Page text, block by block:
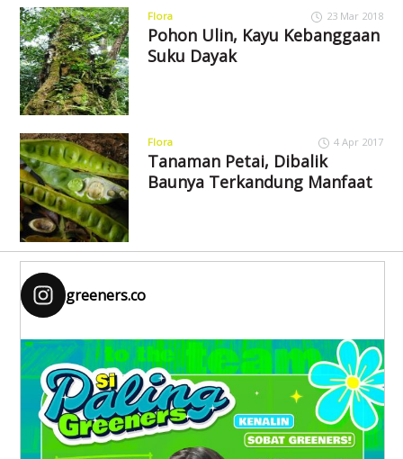
Flora 23 Mar 2018
Pohon Ulin, Kayu Kebanggaan
Suku Dayak
Flora 4 Apr 2017
Tanaman Petai, Dibalik
Baunya Terkandung Manfaat
greeners.co